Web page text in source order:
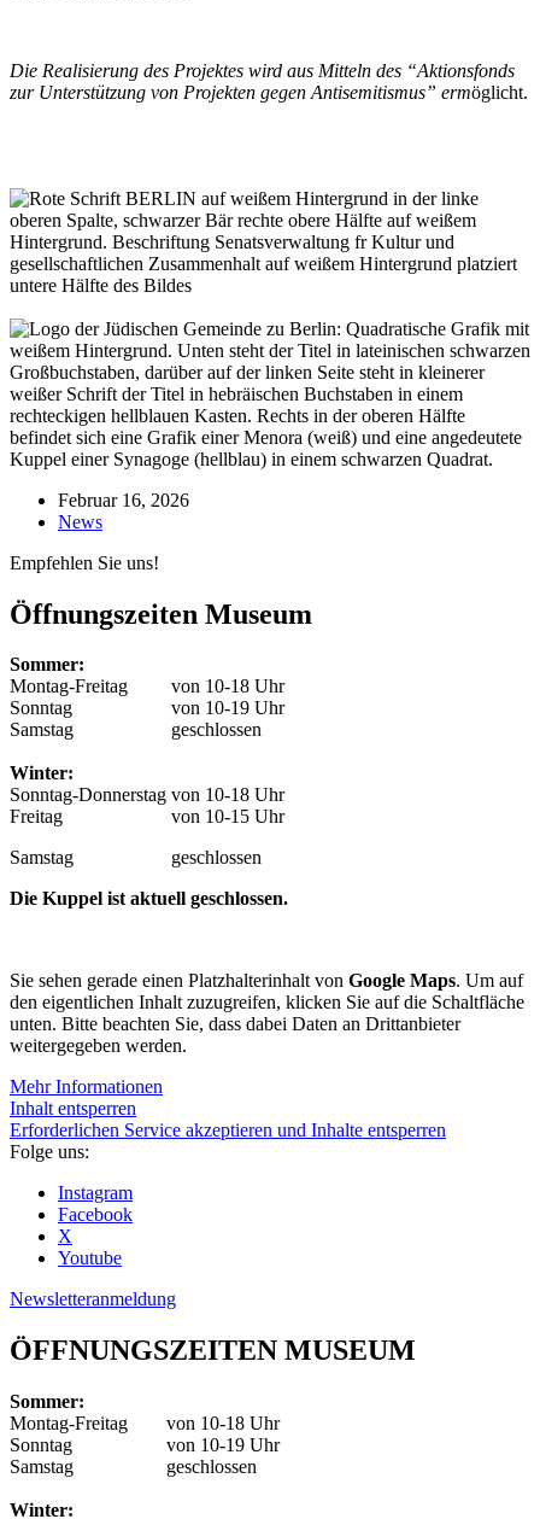
Die Realisierung des Projektes wird aus Mitteln des “Aktionsfonds
zur Unterstützung von Projekten gegen Antisemitismus” ermöglicht.
Februar 16, 2026
News
Empfehlen Sie uns!
Öffnungszeiten Museum
Sommer:
Montag-Freitag
von 10-18 Uhr
Sonntag
von 10-19 Uhr
Samstag
geschlossen
Winter:
Sonntag-Donnerstag von 10-18 Uhr
Freitag
von 10-15 Uhr
Samstag
geschlossen
Die Kuppel ist aktuell geschlossen.
Sie sehen gerade einen Platzhalterinhalt von Google Maps. Um auf
den eigentlichen Inhalt zuzugreifen, klicken Sie auf die Schaltfläche
unten. Bitte beachten Sie, dass dabei Daten an Drittanbieter
weitergegeben werden.
Mehr Informationen
Inhalt entsperren
Erforderlichen Service akzeptieren und Inhalte entsperren
Folge uns:
Instagram
Facebook
X
Youtube
Newsletteranmeldung
ÖFFNUNGSZEITEN MUSEUM
Sommer:
Montag-Freitag
von 10-18 Uhr
Sonntag
von 10-19 Uhr
Samstag
geschlossen
Winter: